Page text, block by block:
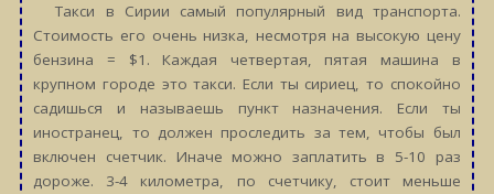
Такси в Сирии самый популярный вид транспорта.
Стоимость его очень низка, несмотря на высокую цену
бензина = $1. Каждая четвертая, пятая машина в
крупном городе это такси. Если ты сириец, то спокойно
садишься и называешь пункт назначения. Если ты
иностранец, то должен проследить за тем, чтобы был
включен счетчик. Иначе можно заплатить в 5-10 раз
дороже. 3-4 километра, по счетчику, стоит меньше